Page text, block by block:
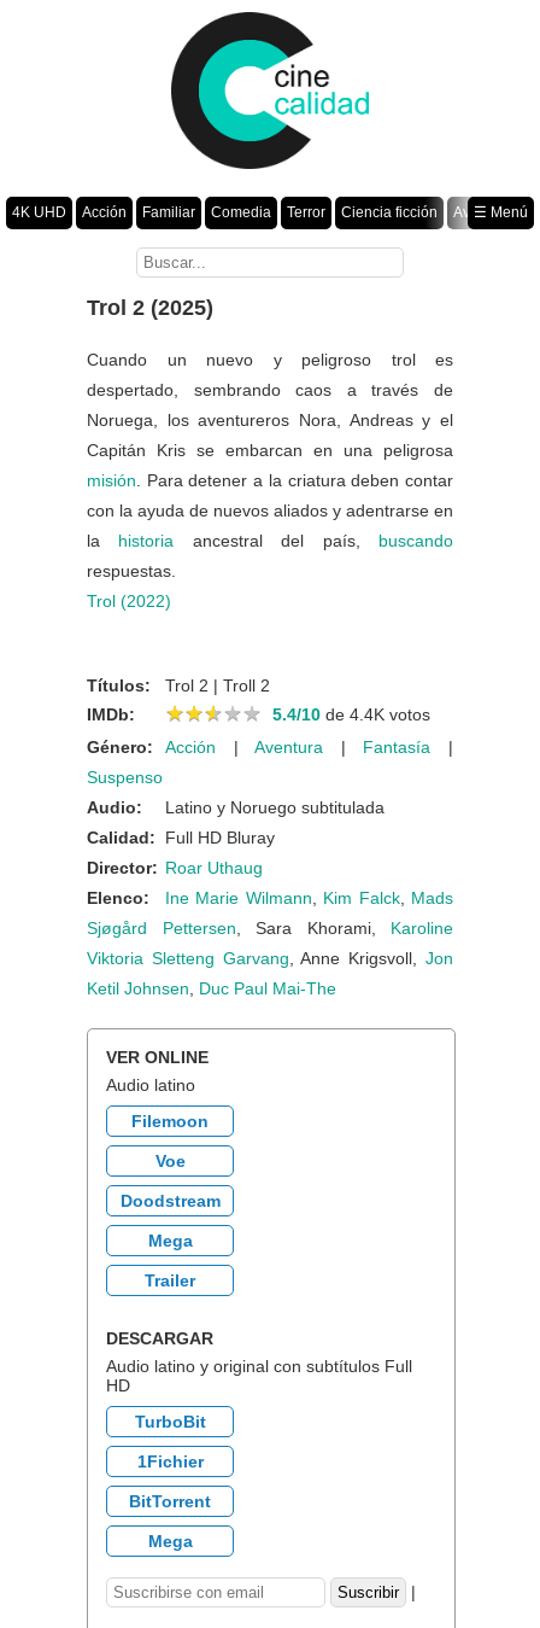
4K UHD Acción Familiar Comedia Terror Ciencia ficción
Aventura
Romance Fantasía Drama Animación Crimen
☰ Menú
Trol 2 (2025)
Cuando un nuevo y peligroso trol es
despertado, sembrando caos a través de
Noruega, los aventureros Nora, Andreas y el
Capitán Kris se embarcan en una peligrosa
misión . Para detener a la criatura deben contar
con la ayuda de nuevos aliados y adentrarse en
la historia ancestral del país, buscando
respuestas.
Trol (2022)
Títulos:
Trol 2 | Troll 2
IMDb:
★★★★★
★★★★★ 5.4/10 de 4.4K votos
Género:
Acción |Aventura | Fantasía |
Suspenso
Audio:
Latino y Noruego subtitulada
Calidad:
Full HD Bluray
Director: Roar Uthaug
Elenco:
Ine Marie Wilmann Kim Falck, Mads
Sjøgård Pettersen , Sara Khorami, Karoline
Viktoria Sletteng Garvang , Anne Krigsvoll,Jon
Ketil Johnsen
Duc Paul Mai-The
VER ONLINE
Audio latino
Filemoon
Voe
Doodstream
Mega
Trailer
DESCARGAR
Audio latino y original con subtítulos Full
HD
TurboBit
1Fichier
BitTorrent
Mega
|